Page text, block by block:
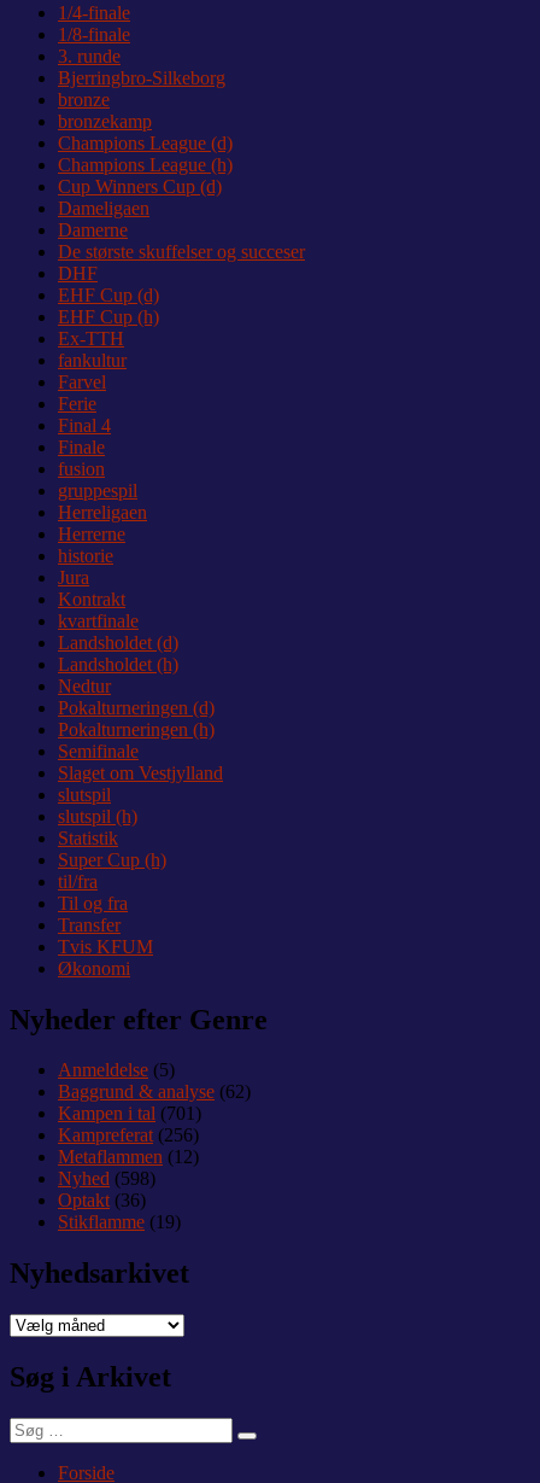
1/4-finale
1/8-finale
3. runde
Bjerringbro-Silkeborg
bronze
bronzekamp
Champions League (d)
Champions League (h)
Cup Winners Cup (d)
Dameligaen
Damerne
De største skuffelser og succeser
DHF
EHF Cup (d)
EHF Cup (h)
Ex-TTH
fankultur
Farvel
Ferie
Final 4
Finale
fusion
gruppespil
Herreligaen
Herrerne
historie
Jura
Kontrakt
kvartfinale
Landsholdet (d)
Landsholdet (h)
Nedtur
Pokalturneringen (d)
Pokalturneringen (h)
Semifinale
Slaget om Vestjylland
slutspil
slutspil (h)
Statistik
Super Cup (h)
til/fra
Til og fra
Transfer
Tvis KFUM
Økonomi
Nyheder efter Genre
Anmeldelse (5)
Baggrund & analyse (62)
Kampen i tal (701)
Kampreferat(256)
Metaflammen (12)
Nyhed (598)
Optakt(36)
Stikflamme (19)
Nyhedsarkivet
Nyhedsarkivet
Søg i Arkivet
Søg
efter:
Søg
Forside